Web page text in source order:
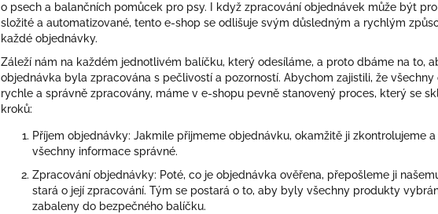
o psech a balančních pomůcek pro psy. I když zpracování objednávek může být
složité a automatizované, tento e-shop se odlišuje svým důsledným a rychlým
každé objednávky.
Záleží nám na každém jednotlivém balíčku, který odesíláme, a proto dbáme na to,
objednávka byla zpracována s pečlivostí a pozorností. Abychom zajistili, že
rychle a správně zpracovány, máme v e-shopu pevně stanovený proces, který se
kroků:
Příjem objednávky: Jakmile přijmeme objednávku, okamžitě ji zkontrolujeme
všechny informace správné.
Zpracování objednávky: Poté, co je objednávka ověřena, přepošleme ji
stará o její zpracování. Tým se postará o to, aby byly všechny produkty
zabaleny do bezpečného balíčku.